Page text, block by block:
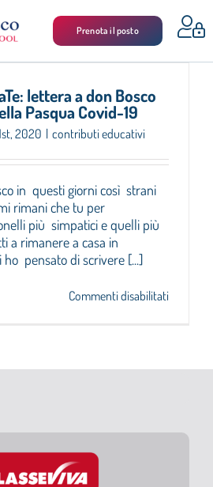
Prenota il posto
lettera a don Bosco
Pasqua Covid-19
2020 | contributi educativi
in questi giorni così strani
rimani che tu per
più simpatici e quelli più
a rimanere a casa in
ho pensato di scrivere [...]
Commenti disabilitatisu
Bosco
Pasqua